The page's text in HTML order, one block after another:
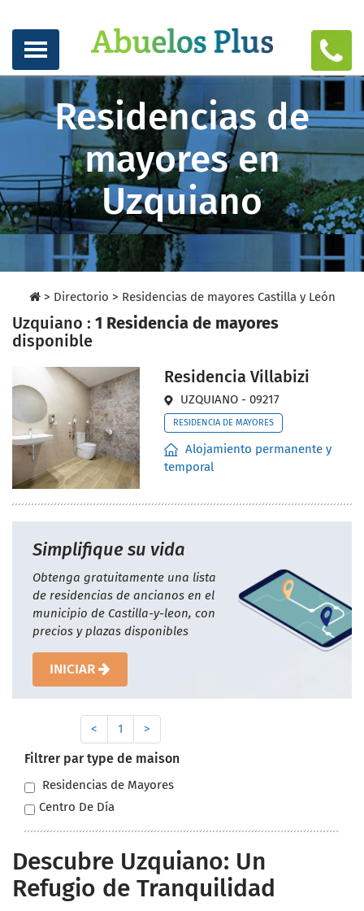
Residencias de
mayores en
Uzquiano
> Directorio > Residencias de mayores Castilla y León
Uzquiano : 1 Residencia de mayores
disponible
Residencia Villabizi
UZQUIANO - 09217
RESIDENCIA DE MAYORES
Alojamiento permanente y
temporal
Simplifique su vida
Obtenga gratuitamente una lista
de residencias de ancianos en el
municipio de Castilla-y-leon, con
precios y plazas disponibles
INICIAR
< 1 >
Filtrer par type de maison
Residencias de Mayores
Centro De Día
Descubre Uzquiano: Un
Refugio de Tranquilidad